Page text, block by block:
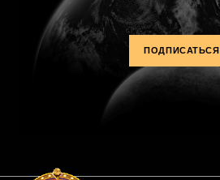
ПОДПИСАТЬСЯ